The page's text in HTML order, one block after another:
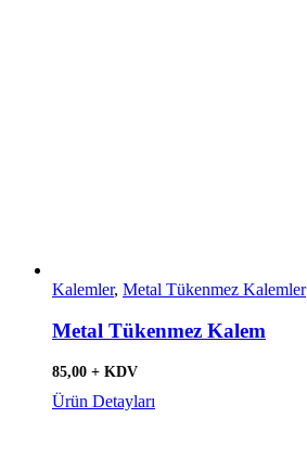
Kalemler, Metal Tükenmez Kalemler
Metal Tükenmez Kalem
85,00 + KDV
Ürün Detayları